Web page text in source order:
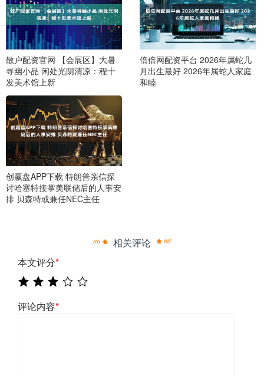
散户配资官网 【会展区】大暑
寻幽小品 闲处光阴清凉：程十
发美术馆上新
倍倍网配资平台 2026年属蛇几
月出生最好 2026年属蛇人家庭
和睦
创赢盘APP下载 特朗普亲信探
讨哈塞特接掌美联储后的人事安
排 贝森特或兼任NEC主任
相关评论
本文评分*
评论内容*